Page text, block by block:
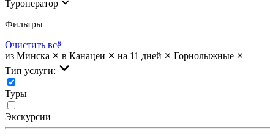
Туроператор
Фильтры
Очистить всё
из Минска
в Канацеи на 11 дней
Горнолыжные
Тип услуги:
Туры
Экскурсии